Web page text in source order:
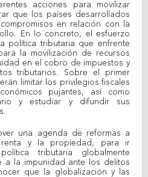
acciones para movilizar
que los países desarrollados
en relación con la
En lo concreto, el esfuerzo
política tributaria que enfrente
la movilización de recursos
en el cobro de impuestos y
tributarios. Sobre el primer
limitar los privilegios fiscales
pujantes, así como
y estudiar y difundir sus
una agenda de reformas a
y la propiedad, para ir
tributaria globalmente
a la impunidad ante los delitos
que la globalización y las